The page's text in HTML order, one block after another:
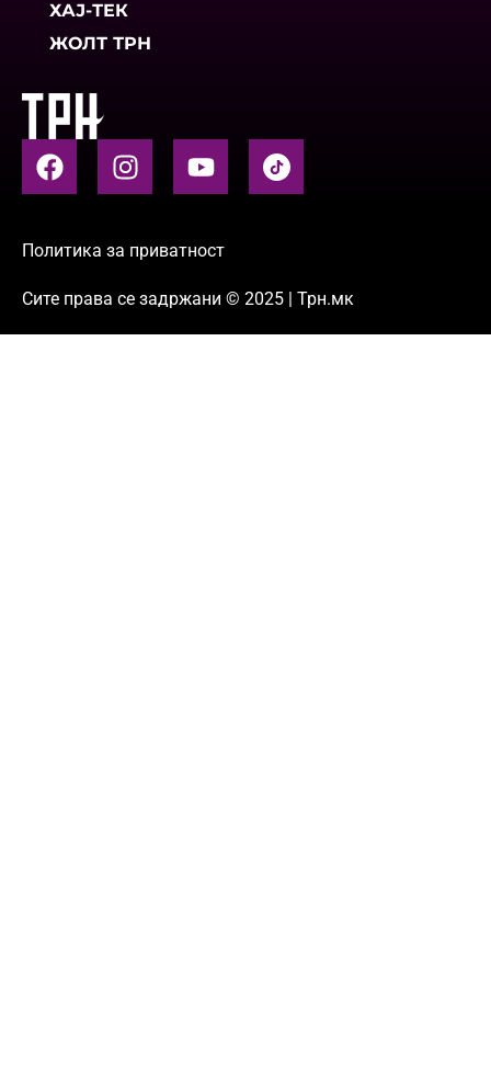
ХАЈ-ТЕК
ЖОЛТ ТРН
Политика за приватност
Сите права се задржани © 2025 | Трн.мк